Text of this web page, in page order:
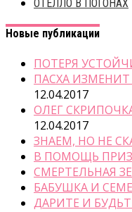
ОТЕЛЛО В ПОГОНАХ
Новые публикации
ПОТЕРЯ
ПАСХА
12.04.2017
ОЛЕГ
12.04.2017
ЗНАЕМ, НО НЕ
В ПОМОЩЬ
СМЕРТЕЛЬНАЯ
БАБУШКА И
ДАРИТЕ И